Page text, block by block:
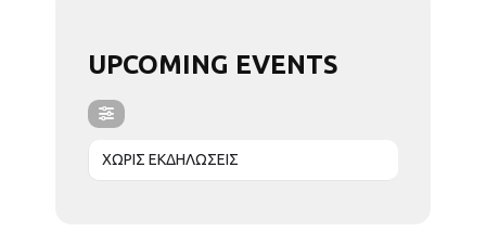
UPCOMING EVENTS
ΧΩΡΙΣ ΕΚΔΗΛΩΣΕΙΣ